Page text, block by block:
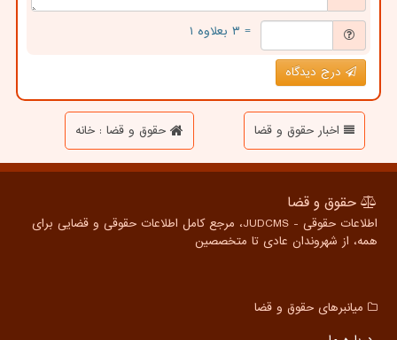
= ۳ بعلاوه ۱
درج دیدگاه
اخبار حقوق و قضا حقوق و قضا : خانه
حقوق و قضا
اطلاعات حقوقی - JUDCMS، مرجع کامل اطلاعات حقوقی و قضایی برای
همه، از شهروندان عادی تا متخصصین
میانبرهای حقوق و قضا